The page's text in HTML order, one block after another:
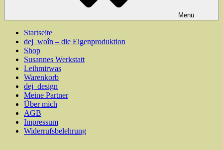
Menü
Startseite
dej_woîn – die Eigenproduktion
Shop
Susannes Werkstatt
Leihmirwas
Warenkorb
dej_design
Meine Partner
Über mich
AGB
Impressum
Widerrufsbelehrung